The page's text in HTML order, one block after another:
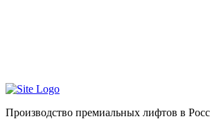
Производство премиальных лифтов в